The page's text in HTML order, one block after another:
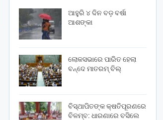
ଆହୁରି ୪ ଦିନ ବଡ଼ ବର୍ଷା
ଆଶଙ୍କା
ଲୋକସଭାରେ ପାରିତ ହେଲା
ବନ୍ଦେ ମାତରମ୍‌ ବିଲ୍‌
ବିସ୍ଥାପିତଙ୍କ କ୍ଷତିପୂରଣରେ
ବିଳମ୍ବ: ଧାରଣାରେ ବସିଲେ